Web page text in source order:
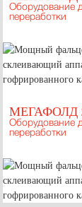
Оборудование
переработки
МЕГАФОЛД
Оборудование
переработки